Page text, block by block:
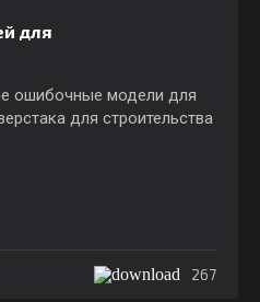
для
ошибочные модели для
для строительства
267